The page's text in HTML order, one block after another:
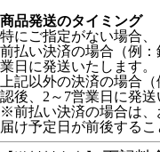
商品発送のタイミング
特にご指定がない場合、
前払い決済の場合（例
業日に発送いたします。
上記以外の決済の場合
認後、2～7営業日に発送
※前払い決済の場合は、
届け予定日が前後するこ